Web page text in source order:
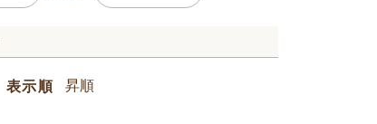
表示順